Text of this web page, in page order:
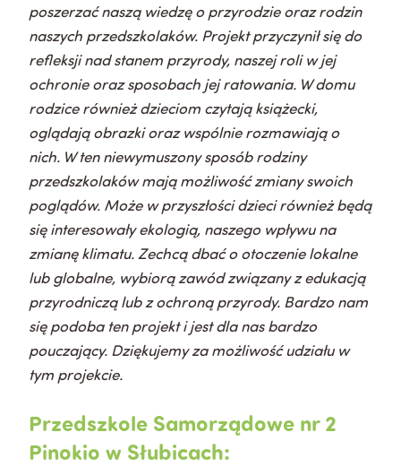
poszerzać naszą wiedzę o przyrodzie oraz rodzin
naszych przedszkolaków. Projekt przyczynił się do
refleksji nad stanem przyrody, naszej roli w jej
ochronie oraz sposobach jej ratowania. W domu
rodzice również dzieciom czytają książecki,
oglądają obrazki oraz wspólnie rozmawiają o
nich. W ten niewymuszony sposób rodziny
przedszkolaków mają możliwość zmiany swoich
poglądów. Może w przyszłości dzieci również będą
się interesowały ekologią, naszego wpływu na
zmianę klimatu. Zechcą dbać o otoczenie lokalne
lub globalne, wybiorą zawód związany z edukacją
przyrodniczą lub z ochroną przyrody. Bardzo nam
się podoba ten projekt i jest dla nas bardzo
pouczający. Dziękujemy za możliwość udziału w
tym projekcie.
Przedszkole Samorządowe nr 2
Pinokio w Słubicach: